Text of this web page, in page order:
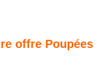
offre Poupées